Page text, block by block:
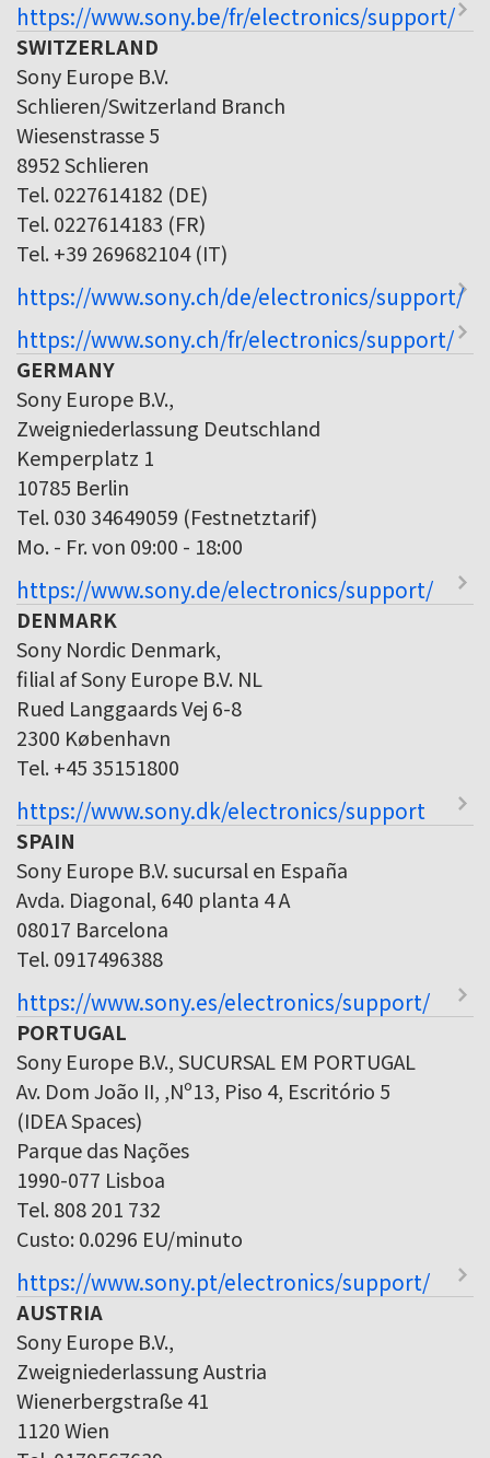
https://www.sony.be/fr/electronics/support/
SWITZERLAND
Sony Europe B.V.
Schlieren/Switzerland Branch
Wiesenstrasse 5
8952 Schlieren
Tel. 0227614182 (DE)
Tel. 0227614183 (FR)
Tel. +39 269682104 (IT)
https://www.sony.ch/de/electronics/support/
https://www.sony.ch/fr/electronics/support/
GERMANY
Sony Europe B.V.,
Zweigniederlassung Deutschland
Kemperplatz 1
10785 Berlin
Tel. 030 34649059 (Festnetztarif)
Mo. - Fr. von 09:00 - 18:00
https://www.sony.de/electronics/support/
DENMARK
Sony Nordic Denmark,
filial af Sony Europe B.V. NL
Rued Langgaards Vej 6-8
2300 København
Tel. +45 35151800
https://www.sony.dk/electronics/support
SPAIN
Sony Europe B.V. sucursal en España
Avda. Diagonal, 640 planta 4 A
08017 Barcelona
Tel. 0917496388
https://www.sony.es/electronics/support/
PORTUGAL
Sony Europe B.V., SUCURSAL EM PORTUGAL
Av. Dom João II, ,Nº13, Piso 4, Escritório 5
(IDEA Spaces)
Parque das Nações
1990-077 Lisboa
Tel. 808 201 732
Custo: 0.0296 EU/minuto
https://www.sony.pt/electronics/support/
AUSTRIA
Sony Europe B.V.,
Zweigniederlassung Austria
Wienerbergstraße 41
1120 Wien